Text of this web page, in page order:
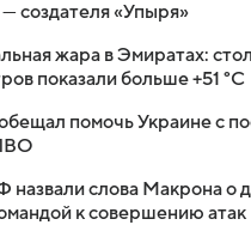
создателя «Упыря»
жара в Эмиратах:
показали больше +51 °C
помочь Украине с
слова Макрона о
к совершению атак